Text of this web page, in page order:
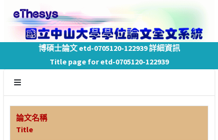
博碩士論文 etd-0705120-122939 詳細資訊
Title page for etd-0705120-122939
論文名稱
Title